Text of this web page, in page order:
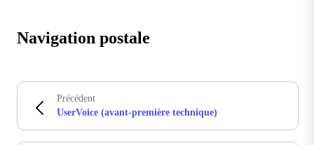
Navigation postale
Précédent
UserVoice (avant-première technique)